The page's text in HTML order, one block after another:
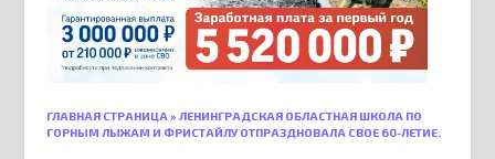
ГЛАВНАЯ СТРАНИЦА »ЛЕНИНГРАДСКАЯ ОБЛАСТНАЯ ШКОЛА ПО
ГОРНЫМ ЛЫЖАМ И ФРИСТАЙЛУ ОТПРАЗДНОВАЛА СВОЕ 60-ЛЕТИЕ.